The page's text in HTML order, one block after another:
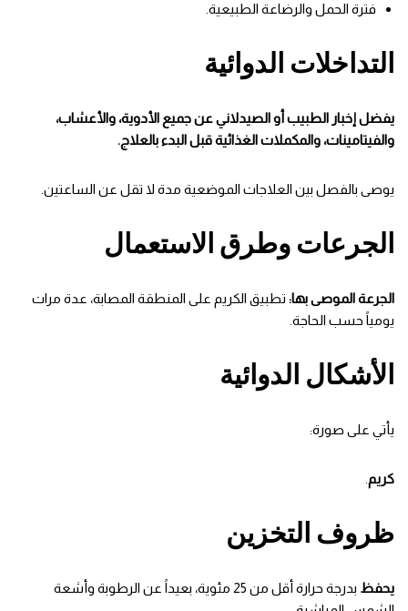
فترة الحمل والرضاعة الطبيعية.
التداخلات الدوائية
يفضل إخبار الطبيب أو الصيدلاني عن جميع الأدوية، والأعشاب،
والفيتامينات، والمكملات الغذائية قبل البدء بالعلاج.
يوصى بالفصل بين العلاجات الموضعية مدة لا تقل عن الساعتين.
الجرعات وطرق الاستعمال
الجرعة الموصى بها: تطبيق الكريم على المنطقة المصابة، عدة مرات
يومياً حسب الحاجة.
الأشكال الدوائية
يأتي على صورة:
كريم
ظروف التخزين
يحفظ
بدرجة حرارة أقل من 25 مئوية، بعيداً عن الرطوبة وأشعة